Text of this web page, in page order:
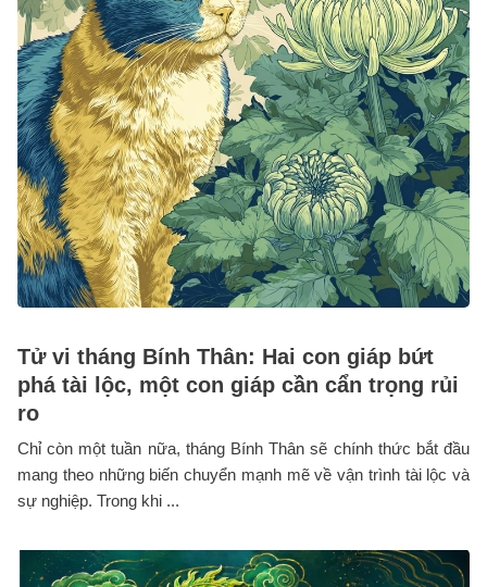
Tử vi tháng Bính Thân: Hai con giáp bứt
phá tài lộc, một con giáp cần cẩn trọng rủi
ro
Chỉ còn một tuần nữa, tháng Bính Thân sẽ chính thức bắt đầu
mang theo những biến chuyển mạnh mẽ về vận trình tài lộc và
sự nghiệp. Trong khi ...